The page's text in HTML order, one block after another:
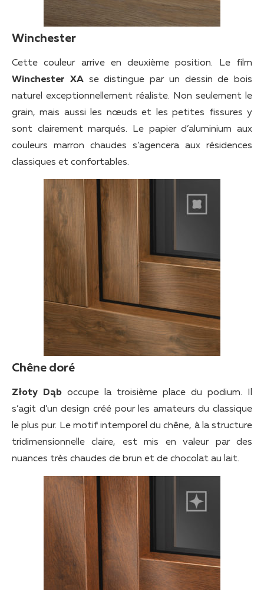
Winchester
Cette couleur arrive en deuxième position. Le film
Winchester XAse distingue par un dessin de bois
naturel exceptionnellement réaliste. Non seulement le
grain, mais aussi les nœuds et les petites fissures y
sont clairement marqués. Le papier d’aluminium aux
couleurs marron chaudes s’agencera aux résidences
classiques et confortables.
Chêne doré
Złoty Dąb occupe la troisième place du podium. Il
s’agit d’un design créé pour les amateurs du classique
le plus pur. Le motif intemporel du chêne, à la structure
tridimensionnelle claire, est mis en valeur par des
nuances très chaudes de brun et de chocolat au lait.